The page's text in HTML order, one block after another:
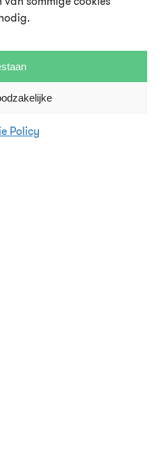
Policy